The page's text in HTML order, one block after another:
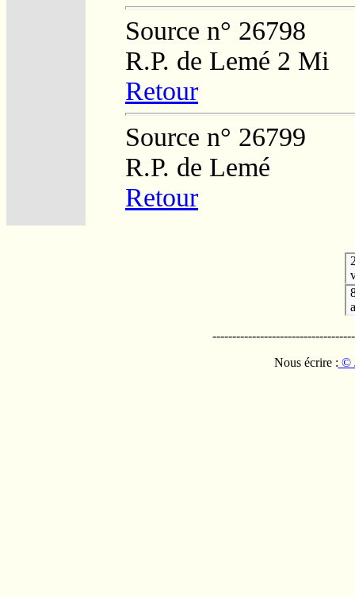
Source n° 26798
R.P. de Lemé 2 Mi
Retour
Source n° 26799
R.P. de Lemé
Retour
Nous écrire : ©